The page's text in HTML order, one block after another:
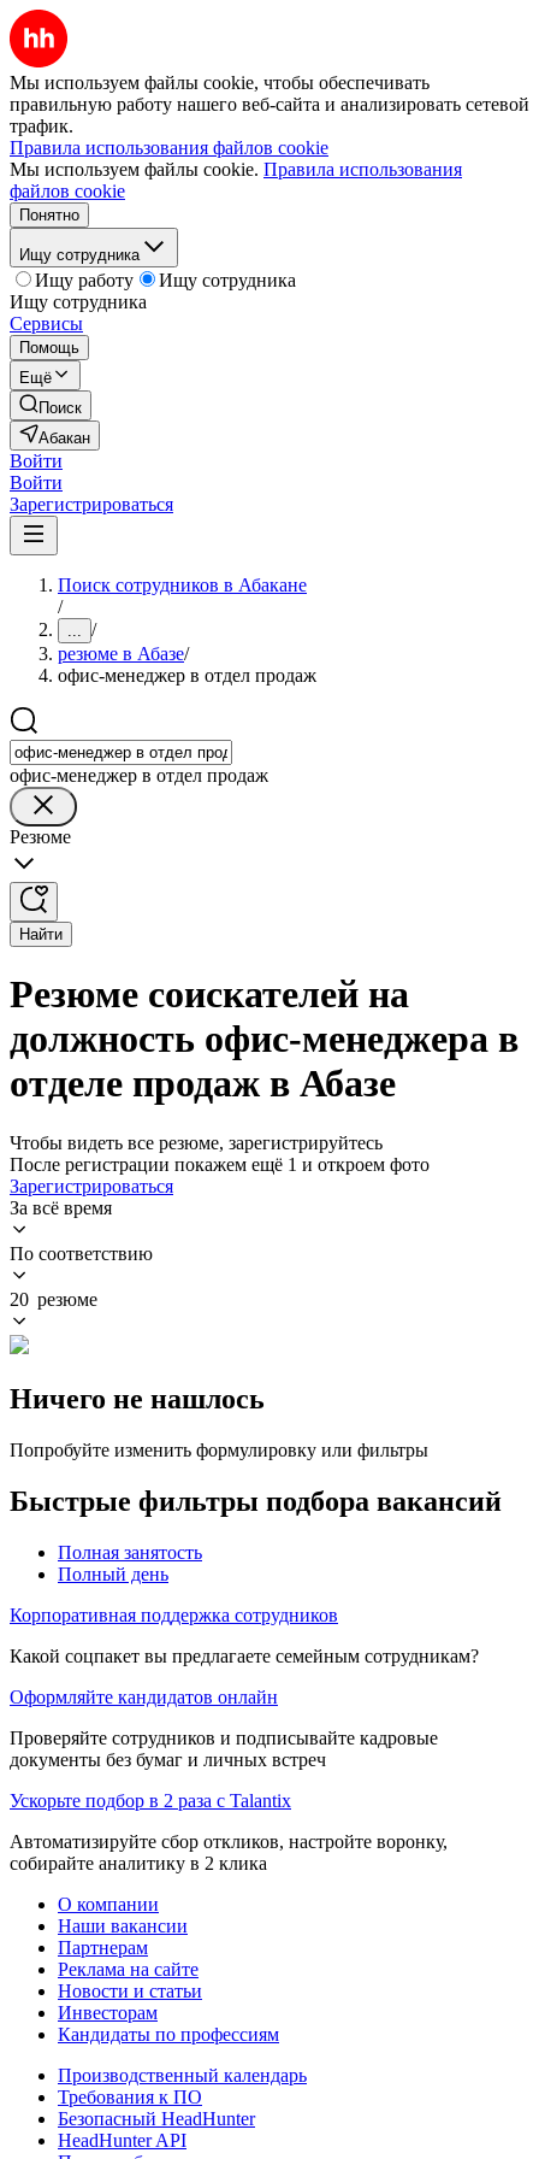
Мы используем файлы cookie, чтобы обеспечивать
правильную работу нашего веб-сайта и анализировать сетевой
трафик.
Правила использования файлов cookie
Мы используем файлы cookie. Правила использования
файлов cookie
Понятно
Ищу сотрудника
Ищу работу
Ищу сотрудника
Ищу сотрудника
Сервисы
Помощь
Ещё
Поиск
Абакан
Войти
Войти
Зарегистрироваться
Поиск сотрудников в Абакане
/
... /
резюме в Абазе/
офис-менеджер в отдел продаж
офис-менеджер в отдел продаж
Резюме
Найти
Резюме соискателей на
должность офис-менеджера в
отделе продаж в Абазе
Чтобы видеть все резюме, зарегистрируйтесь
После регистрации покажем ещё 1 и откроем фото
Зарегистрироваться
За всё время
По соответствию
20 резюме
Ничего не нашлось
Попробуйте изменить формулировку или фильтры
Быстрые фильтры подбора вакансий
Полная занятость
Полный день
Корпоративная поддержка сотрудников
Какой соцпакет вы предлагаете семейным сотрудникам?
Оформляйте кандидатов онлайн
Проверяйте сотрудников и подписывайте кадровые
документы без бумаг и личных встреч
Ускорьте подбор в 2 раза с Talantix
Автоматизируйте сбор откликов, настройте воронку,
собирайте аналитику в 2 клика
О компании
Наши вакансии
Партнерам
Реклама на сайте
Новости и статьи
Инвесторам
Кандидаты по профессиям
Производственный календарь
Требования к ПО
Безопасный HeadHunter
HeadHunter API